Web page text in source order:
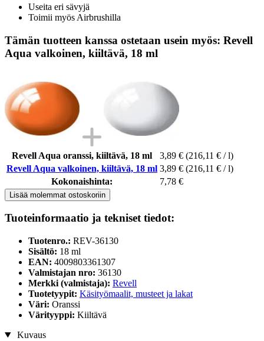
Useita eri sävyjä
Toimii myös Airbrushilla
Tämän tuotteen kanssa ostetaan usein myös: Revell
Aqua valkoinen, kiiltävä, 18 ml
Revell Aqua oranssi, kiiltävä, 18 ml 3,89 € (216,11 € / l)
Revell Aqua valkoinen, kiiltävä, 18 ml 3,89 € (216,11 € / l)
Kokonaishinta:
7,78 €
Lisää molemmat ostoskoriin
Tuoteinformaatio ja tekniset tiedot:
Tuotenro.: REV-36130
Sisältö: 18 ml
EAN: 4009803361307
Valmistajan nro: 36130
Merkki (valmistaja): Revell
Tuotetyypit: Käsityömaalit, musteet ja lakat
Väri: Oranssi
Värityyppi: Kiiltävä
Kuvaus